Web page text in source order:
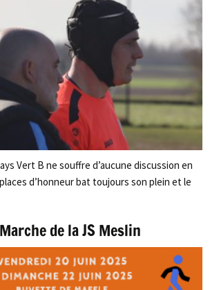
Vert B ne souffre d’aucune discussion en
d’honneur bat toujours son plein et le
de la JS Meslin